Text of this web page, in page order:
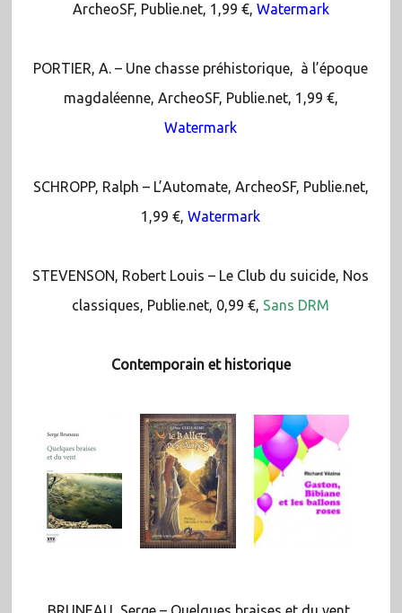
ArcheoSF, Publie.net, 1,99 €, Watermark
PORTIER, A. – Une chasse préhistorique, à l’époque
magdaléenne, ArcheoSF, Publie.net, 1,99 €,
Watermark
SCHROPP, Ralph – L’Automate, ArcheoSF, Publie.net,
1,99 €,Watermark
STEVENSON, Robert Louis – Le Club du suicide, Nos
classiques, Publie.net, 0,99 €, Sans DRM
Contemporain et historique